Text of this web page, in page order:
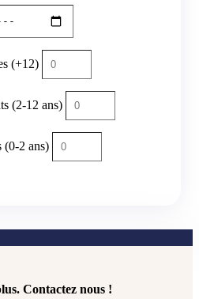
(+12)
(2-12 ans)
(0-2 ans)
Contactez nous !